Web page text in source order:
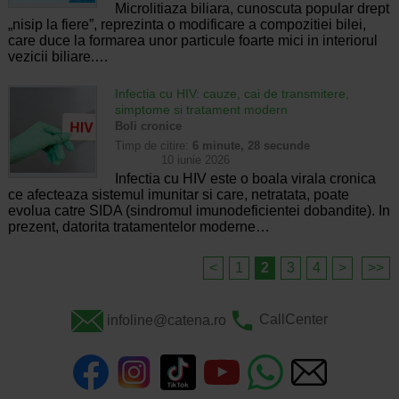
Microlitiaza biliara, cunoscuta popular drept
„nisip la fiere”, reprezinta o modificare a compozitiei bilei,
care duce la formarea unor particule foarte mici in interiorul
vezicii biliare.…
Infectia cu HIV: cauze, cai de transmitere,
simptome si tratament modern
Boli cronice
Timp de citire: 6 minute, 28 secunde
10 iunie 2026
Infectia cu HIV este o boala virala cronica
ce afecteaza sistemul imunitar si care, netratata, poate
evolua catre SIDA (sindromul imunodeficientei dobandite). In
prezent, datorita tratamentelor moderne…
< 1 2 3 4 > >>
infoline@catena.ro CallCenter